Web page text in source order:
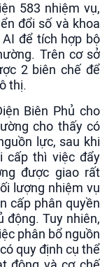
583 nhiệm vụ,
đổi số và khoa
để tích hợp bộ
Trên cơ sở
2 biên chế để
thị.
Biên Phủ cho
cho thấy có
lực, sau khi
cấp thì việc đẩy
được giao rất
lượng nhiệm vụ
cấp phân quyền
động. Tuy nhiên,
phân bổ nguồn
quy định cụ thể